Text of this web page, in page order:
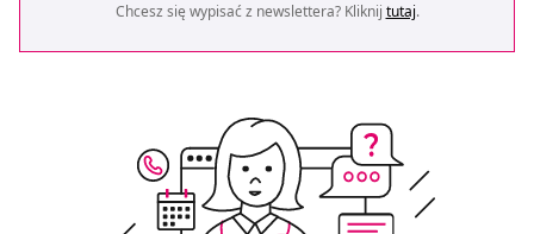
Chcesz się wypisać z newslettera? Kliknij tutaj.